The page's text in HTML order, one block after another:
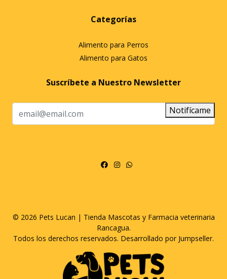
Categorías
Alimento para Perros
Alimento para Gatos
Suscríbete a Nuestro Newsletter
Notifícame
© 2026 Pets Lucan | Tienda Mascotas y Farmacia veterinaria
Rancagua.
Todos los derechos reservados. Desarrollado por Jumpseller.